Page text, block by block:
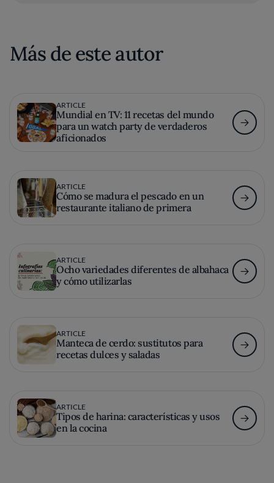
Más de este autor
ARTICLE
Mundial en TV: 11 recetas del mundo
para un watch party de verdaderos
aficionados
ARTICLE
Cómo se madura el pescado en un
restaurante italiano de primera
ARTICLE
Ocho variedades diferentes de albahaca
y cómo utilizarlas
ARTICLE
Manteca de cerdo: sustitutos para
recetas dulces y saladas
ARTICLE
Tipos de harina: características y usos
en la cocina